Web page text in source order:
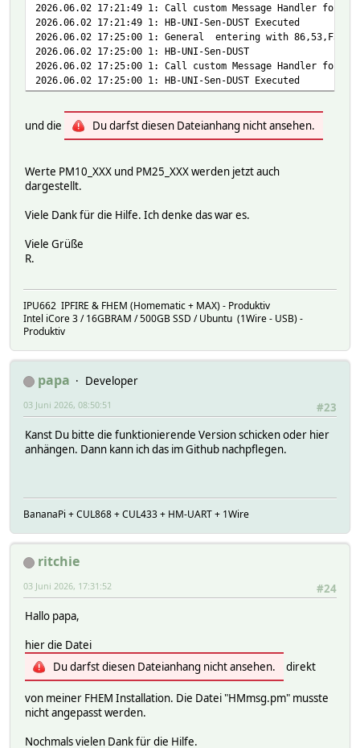
2026.06.02 17:21:49 1: Call custom Message Handler for HB-
2026.06.02 17:21:49 1: HB-UNI-Sen-DUST Executed
2026.06.02 17:25:00 1: General entering with
2026.06.02 17:25:00 1: HB-UNI-Sen-DUST
2026.06.02 17:25:00 1: Call custom Message Handler for HB-
2026.06.02 17:25:00 1: HB-UNI-Sen-DUST Executed
und die Du darfst diesen Dateianhang nicht ansehen.
Werte PM10_XXX und PM25_XXX werden jetzt auch
dargestellt.
Viele Dank für die Hilfe. Ich denke das war es.
Viele Grüße
R.
IPU662 IPFIRE & FHEM (Homematic + MAX) - Produktiv
Intel iCore 3 / 16GBRAM / 500GB SSD / Ubuntu (1Wire - USB) -
Produktiv
papa
Developer
#23
03 Juni 2026, 08:50:51
Kanst Du bitte die funktionierende Version schicken oder hier
anhängen. Dann kann ich das im Github nachpflegen.
BananaPi + CUL868 + CUL433 + HM-UART + 1Wire
ritchie
#24
03 Juni 2026, 17:31:52
Hallo papa,
hier die Datei
Du darfst diesen Dateianhang nicht ansehen.
direkt
von meiner FHEM Installation. Die Datei "HMmsg.pm" musste
nicht angepasst werden.
Nochmals vielen Dank für die Hilfe.